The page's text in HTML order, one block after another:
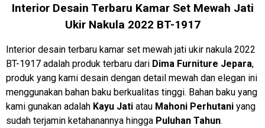
Interior Desain Terbaru Kamar Set Mewah Jati
Ukir Nakula 2022 BT-1917
Interior desain terbaru kamar set mewah jati ukir nakula 2022
BT-1917 adalah produk terbaru dari Dima Furniture Jepara,
produk yang kami desain dengan detail mewah dan elegan ini
menggunakan bahan baku berkualitas tinggi. Bahan baku yang
kami gunakan adalah Kayu Jati atau Mahoni Perhutani yang
sudah terjamin ketahanannya hingga Puluhan Tahun.